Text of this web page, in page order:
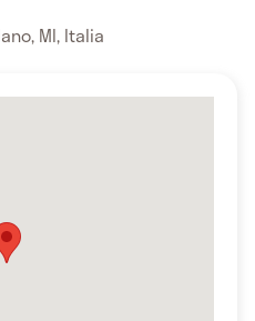
MI, Italia